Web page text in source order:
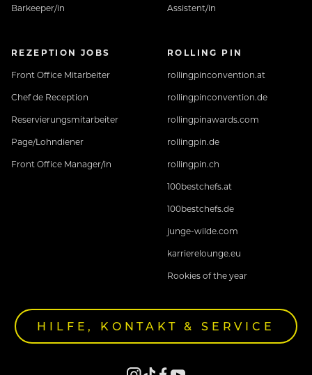
Barkeeper/in
Assistent/in
REZEPTION JOBS
Front Office Mitarbeiter
Chef de Reception
Reservierungsmitarbeiter
Page/Lohndiener
Front Office Manager/in
ROLLING PIN
rollingpinconvention.at
rollingpinconvention.de
rollingpinawards.com
rollingpin.de
rollingpin.ch
100bestchefs.at
100bestchefs.de
junge-wilde.com
karrierelounge.eu
Rookies of the year
HILFE, KONTAKT & SERVICE